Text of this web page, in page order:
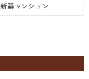
新築マンション